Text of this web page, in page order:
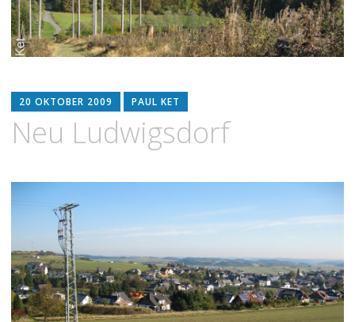
20 OKTOBER 2009 PAUL KET
Neu Ludwigsdorf